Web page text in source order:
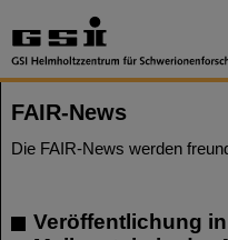
FAIR-News
Die FAIR-News werden
Veröffentlichung